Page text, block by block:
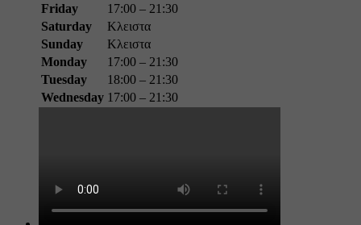
Friday
17:00 – 21:30
Saturday
Κλειστα
Sunday
Κλειστα
Monday
17:00 – 21:30
Tuesday
18:00 – 21:30
Wednesday 17:00 – 21:30